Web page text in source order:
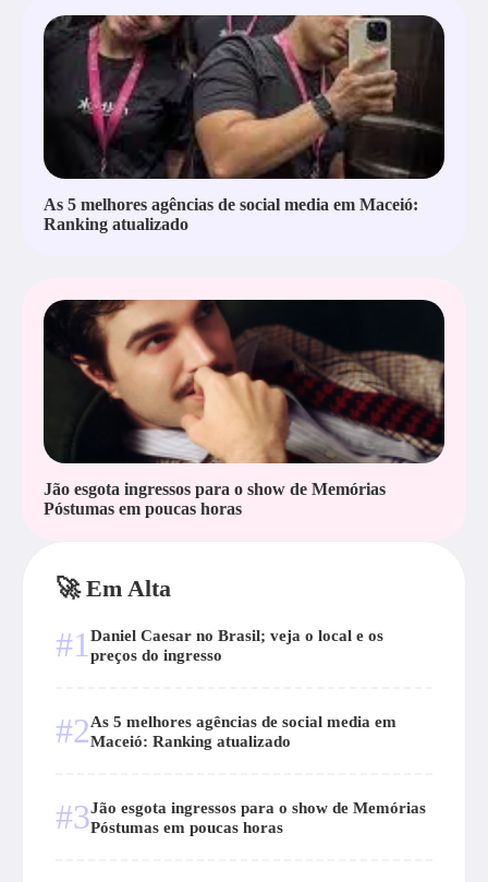
As 5 melhores agências de social media em Maceió:
Ranking atualizado
Jão esgota ingressos para o show de Memórias
Póstumas em poucas horas
🚀 Em Alta
#1 Daniel Caesar no Brasil; veja o local e os
preços do ingresso
#2As 5 melhores agências de social media em
Maceió: Ranking atualizado
#3Jão esgota ingressos para o show de Memórias
Póstumas em poucas horas